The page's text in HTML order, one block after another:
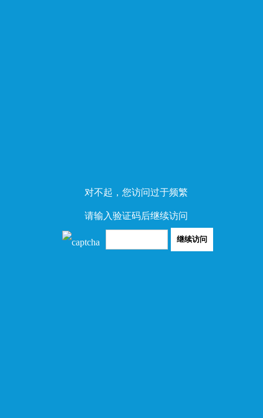
对不起，您访问过于频繁
请输入验证码后继续访问
继续访问